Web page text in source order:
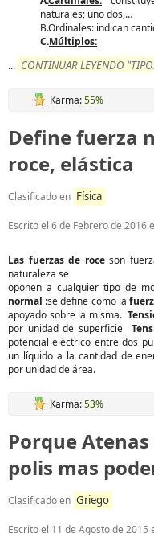
naturales; uno dos,…
B.Ordinales: indican
C.Múltiplos:
... CONTINUAR LEYENDO
Karma:55%
Define fuerza
roce, elástica
Clasificado en Física
Escrito el 6 de Febrero de 2016
Las fuerzas de roceson
naturaleza se
oponen a cualquier tipo de
normal :se define como la
apoyado sobre la misma.
por unidad de superficie
potencial eléctrico entre dos
un líquido a la cantidad de
por unidad de área.
Karma:53%
Porque
polis mas
Clasificado en Griego
Escrito el 11 de Agosto de 2015